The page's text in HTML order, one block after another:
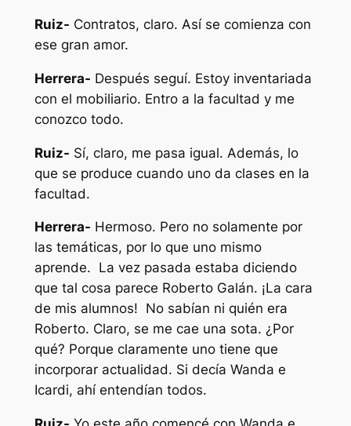
Ruiz- Contratos, claro. Así se comienza con
ese gran amor.
Herrera- Después seguí. Estoy inventariada
con el mobiliario. Entro a la facultad y me
conozco todo.
Ruiz- Sí, claro, me pasa igual. Además, lo
que se produce cuando uno da clases en la
facultad.
Herrera- Hermoso. Pero no solamente por
las temáticas, por lo que uno mismo
aprende. La vez pasada estaba diciendo
que tal cosa parece Roberto Galán. ¡La cara
de mis alumnos! No sabían ni quién era
Roberto. Claro, se me cae una sota. ¿Por
qué? Porque claramente uno tiene que
incorporar actualidad. Si decía Wanda e
Icardi, ahí entendían todos.